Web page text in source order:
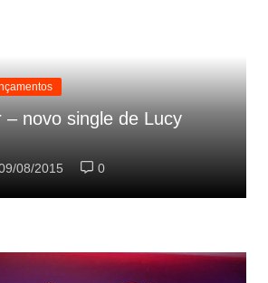
– novo single de Lucy
08/2015 0